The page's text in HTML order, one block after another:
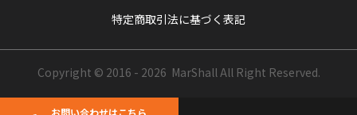
特定商取引法に基づく表記
Copyright © 2016 - 2026 MarShallAll Right Reserved.
お問い合わせはこちら